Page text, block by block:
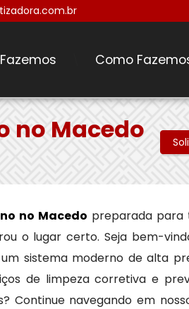
Como
no Macedo
no Macedo preparada para
o lugar certo. Seja bem-
sistema moderno de alta
de limpeza corretiva e
Continue navegando em